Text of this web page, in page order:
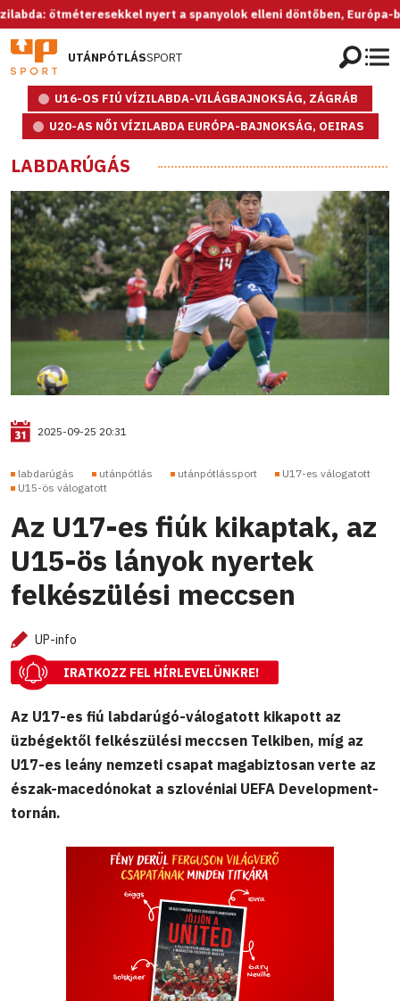
ötméteresekkel nyert a spanyolok elleni döntőben, Európa-
UTÁNPÓTLÁSSPORT
U16-OS FIÚ VÍZILABDA-VILÁGBAJNOKSÁG, ZÁGRÁB
U20-AS NŐI VÍZILABDA EURÓPA-BAJNOKSÁG, OEIRAS
LABDARÚGÁS
2025-09-25 20:31
labdarúgás utánpótlás utánpótlássport
U17-es válogatott
U15-ös válogatott
Az U17-es fiúk kikaptak, az
U15-ös lányok nyertek
felkészülési meccsen
UP-info
IRATKOZZ FEL HÍRLEVELÜNKRE!
Az U17-es fiú labdarúgó-válogatott kikapott az
üzbégektől felkészülési meccsen Telkiben, míg az
U17-es leány nemzeti csapat magabiztosan verte az
észak-macedónokat a szlovéniai UEFA Development-
tornán.